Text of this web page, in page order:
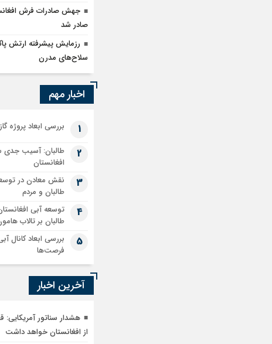
صادر شد
رزمایش پیشرفته ارتش
سلاح‌های مدرن
اخبار مهم
1 بررسی ابعاد پروژه
2
طالبان: آسیب جدی
افغانستان
3
نقش معادن در
طالبان و مردم
4
توسعه آبی
طالبان بر تالاب
5
بررسی ابعاد کانال
فرصت‌ها
آخرین اخبار
هشدار سناتور آمریکایی:
از افغانستان خواهد داشت